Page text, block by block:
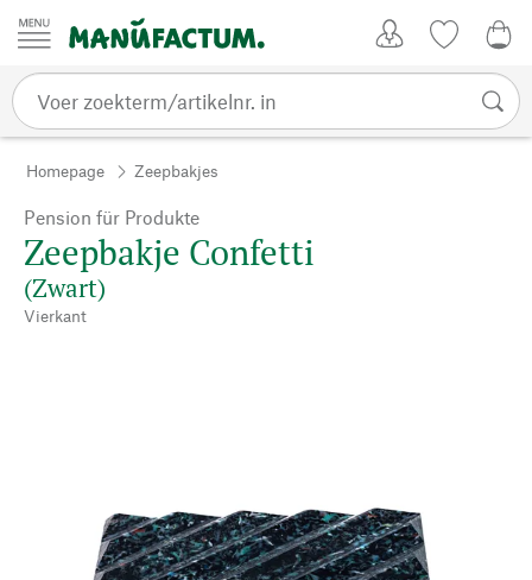
Passer au contenu
Homepage Zeepbakjes
Pension für Produkte
Zeepbakje Confetti
(Zwart)
Vierkant